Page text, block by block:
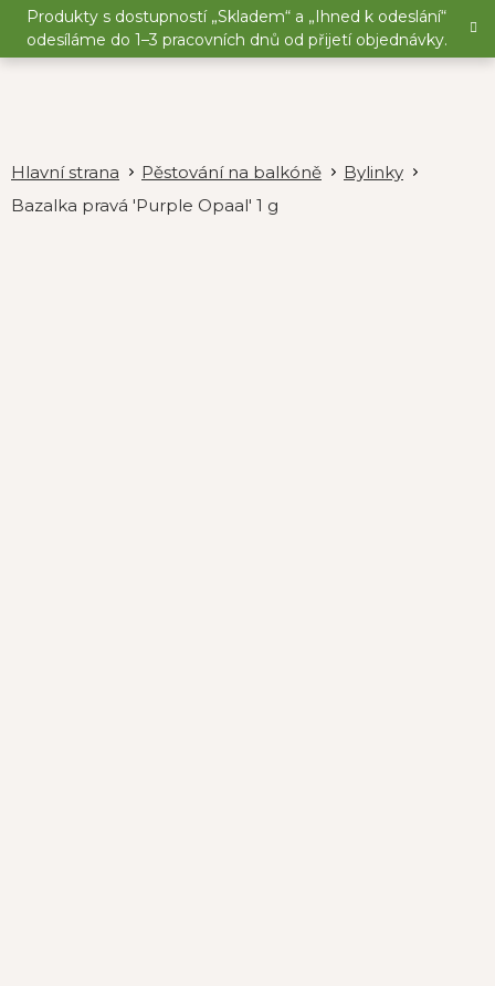
Přejít
obsah
Produkty s dostupností „Skladem“ a „Ihned k odeslání“
odesíláme do 1–3 pracovních dnů od přijetí objednávky.
Pěstování na balkóně
Bylinky
Bazalka pravá 'Purple Opaal' 1 g